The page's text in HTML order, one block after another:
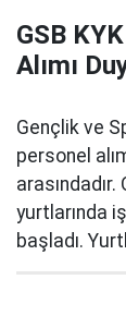
GSB
Alımı
Gençlik ve
personel
arasındadır.
yurtlarında
başladı.